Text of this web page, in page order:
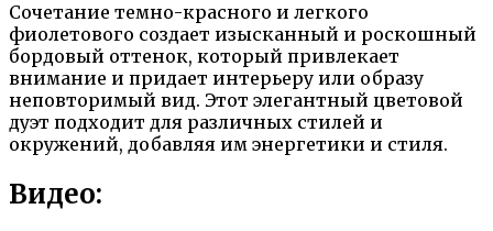
Сочетание темно-красного и легкого
фиолетового создает изысканный и роскошный
бордовый оттенок, который привлекает
внимание и придает интерьеру или образу
неповторимый вид. Этот элегантный цветовой
дуэт подходит для различных стилей и
окружений, добавляя им энергетики и стиля.
Видео: